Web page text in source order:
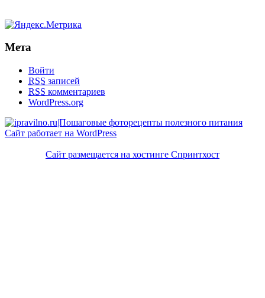
Мета
Войти
RSS записей
RSS комментариев
WordPress.org
Сайт работает на WordPress
Сайт размещается на хостинге Спринтхост